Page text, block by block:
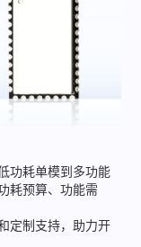
功耗单模到多功能
耗预算、功能需
定制支持，助力开